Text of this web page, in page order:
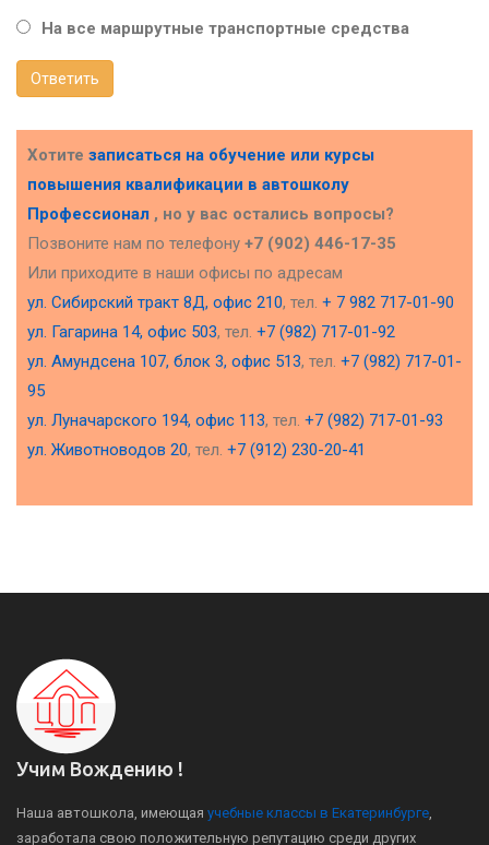
На все маршрутные транспортные средства
Ответить
Хотите записаться на обучение или курсы
повышения квалификации в автошколу
Профессионал , но у вас остались вопросы?
Позвоните нам по телефону +7 (902) 446-17-35
Или приходите в наши офисы по адресам
ул. Сибирский тракт 8Д, офис 210, тел. + 7 982 717-01-90
ул. Гагарина 14, офис 503, тел. +7 (982) 717-01-92
ул. Амундсена 107, блок 3, офис 513, тел. +7 (982) 717-01-
95
ул. Луначарского 194, офис 113, тел. +7 (982) 717-01-93
ул. Животноводов 20, тел. +7 (912) 230-20-41
Учим Вождению !
Наша автошкола, имеющая учебные классы в Екатеринбурге
заработала свою положительную репутацию среди других